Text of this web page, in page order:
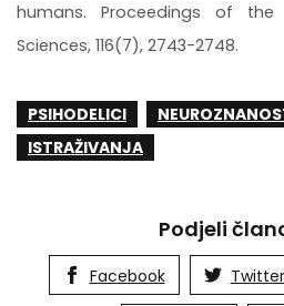
humans. Proceedings of
Sciences, 116(7), 2743-2748.
PSIHODELICI
ISTRAŽIVANJA
Podjeli
Facebook Twitter